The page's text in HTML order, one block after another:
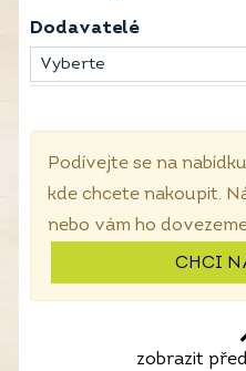
Dodavatelé
Vyberte
Podívejte se na
kde chcete nakoupit.
nebo vám ho
CHCI
zobrazit